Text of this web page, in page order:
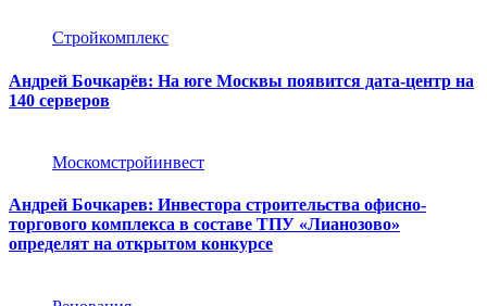
Стройкомплекс
Андрей Бочкарёв: На юге Москвы появится дата-центр на
140 серверов
Москомстройинвест
Андрей Бочкарев: Инвестора строительства офисно-
торгового комплекса в составе ТПУ «Лианозово»
определят на открытом конкурсе